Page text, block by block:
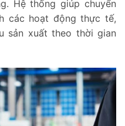
Hệ thống giúp chuyển
các hoạt động thực tế,
sản xuất theo thời gian